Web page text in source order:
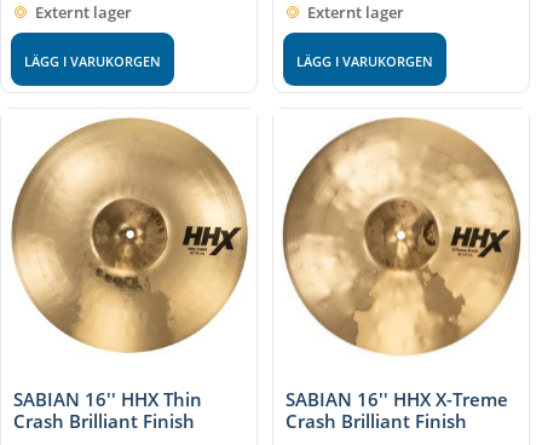
Externt lager
LÄGG I VARUKORGEN
Externt lager
LÄGG I VARUKORGEN
SABIAN 16'' HHX Thin
Crash Brilliant Finish
SABIAN 16'' HHX X-Treme
Crash Brilliant Finish